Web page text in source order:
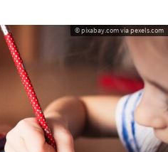
© pixabay.com via pexels.com